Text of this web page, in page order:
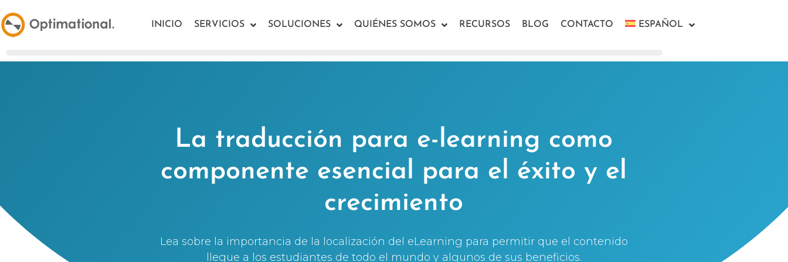
INICIO SERVICIOS SOLUCIONES QUIÉNES SOMOS RECURSOS BLOG CONTACTO ESPAÑOL
La traducción para e-learning como
componente esencial para el éxito y el
crecimiento
Lea sobre la importancia de la localización del eLearning para permitir que el contenido
llegue a los estudiantes de todo el mundo y algunos de sus beneficios.